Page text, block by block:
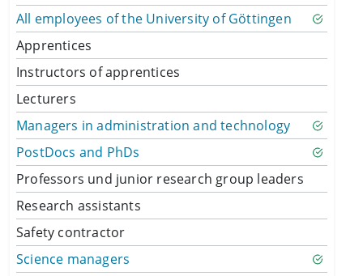
All employees of the University of Göttingen
Apprentices
Instructors of apprentices
Lecturers
Managers in administration and technology
PostDocs and PhDs
Professors und junior research group leaders
Research assistants
Safety contractor
Science managers